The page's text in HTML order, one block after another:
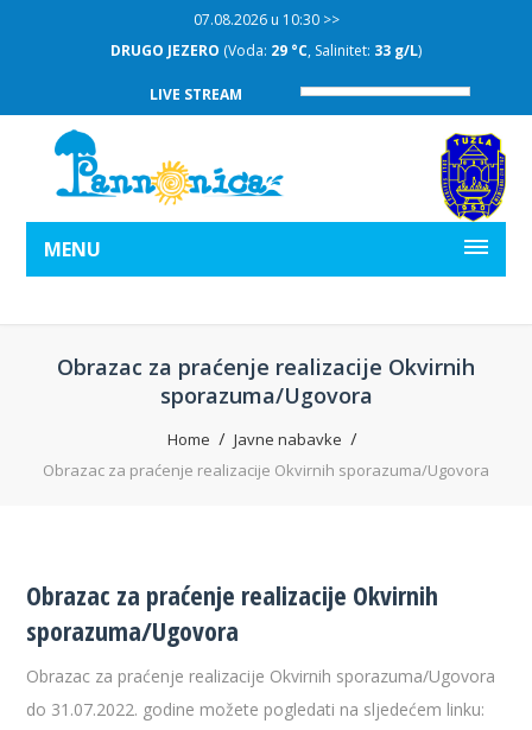
07.08.2026 u 10:30 >>
DRUGO JEZERO (Voda: 29 °C, Salinitet: 33 g/L)
LIVE STREAM
MENU
Obrazac za praćenje realizacije Okvirnih
sporazuma/Ugovora
Home
Javne nabavke
Obrazac za praćenje realizacije Okvirnih sporazuma/Ugovora
Obrazac za praćenje realizacije Okvirnih
sporazuma/Ugovora
Obrazac za praćenje realizacije Okvirnih sporazuma/Ugovora
do 31.07.2022. godine možete pogledati na sljedećem linku: